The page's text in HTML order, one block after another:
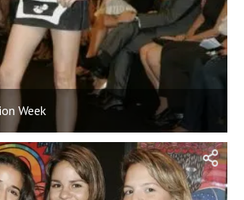
Week